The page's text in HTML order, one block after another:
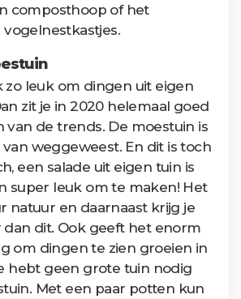
composthoop of het
zo leuk om dingen uit eigen
zit je in 2020 helemaal goed
van de trends. De moestuin is
weggeweest. En dit is toch
een salade uit eigen tuin is
super leuk om te maken! Het
natuur en daarnaast krijg je
dan dit. Ook geeft het enorm
om dingen te zien groeien in
hebt geen grote tuin nodig
Met een paar potten kun